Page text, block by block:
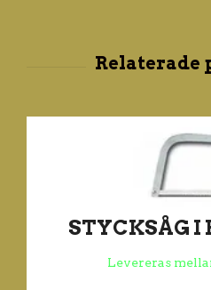
STYCKSÅG I
Levereras